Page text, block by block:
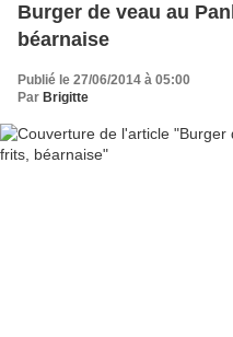
Burger de veau au
béarnaise
Publié le 27/06/2014 à 05:00
Par Brigitte